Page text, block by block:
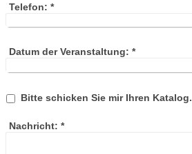
Telefon: *
Datum der Veranstaltung: *
Bitte schicken Sie mir Ihren Katalog.
Nachricht: *